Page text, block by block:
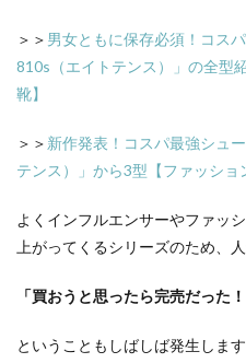
＞＞ 男女ともに保存必須！コス
810s（エイトテンス）」の全型
靴】
＞＞ 新作発表！コスパ最強シュ
テンス）」から3型【ファッショ
よくインフルエンサーやファッ
上がってくるシリーズのため、
「買おうと思ったら完売だった！
ということもしばしば発生します